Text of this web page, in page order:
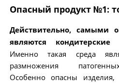
Опасный продукт №1:
Действительно, самыми
являются
Именно такая среда
размножения
Особенно опасны